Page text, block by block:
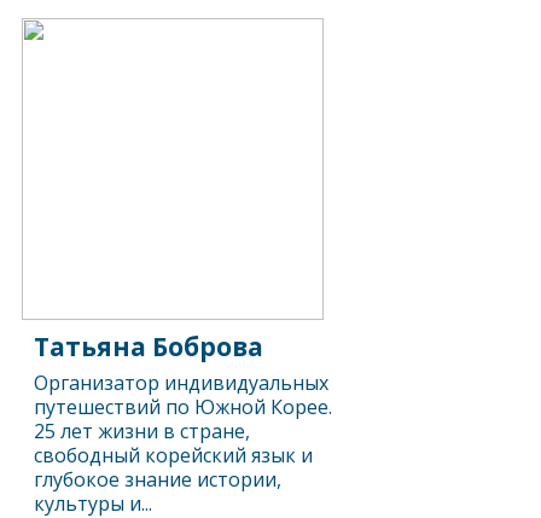
Татьяна Боброва
Организатор индивидуальных
путешествий по Южной Корее.
25 лет жизни в стране,
свободный корейский язык и
глубокое знание истории,
культуры и...